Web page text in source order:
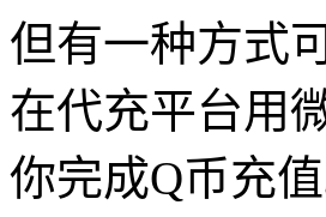
但有一种方式
在代充平台用
你完成Q币充